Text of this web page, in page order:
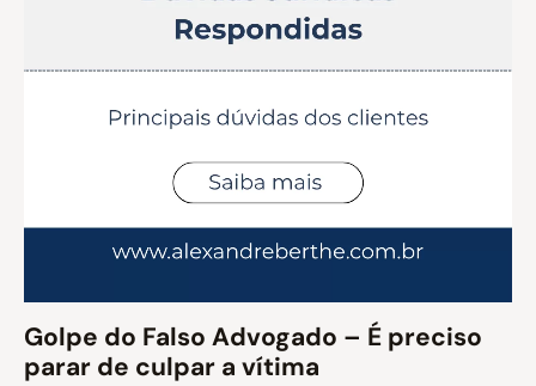
Golpe do Falso Advogado – É preciso
parar de culpar a vítima